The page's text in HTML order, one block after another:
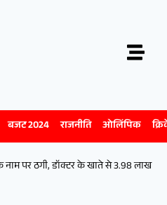
बजट 2024 राजनीति ओलिंपिक
पर ठगी, डॉक्टर के खाते से 3.98 लाख